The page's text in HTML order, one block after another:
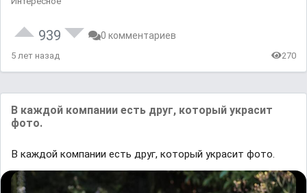
939 0 комментариев
5 лет назад 270
В каждой компании есть друг, который украсит
фото.
В каждой компании есть друг, который украсит фото.